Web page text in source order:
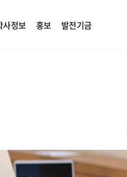
사정보 홍보 발전기금